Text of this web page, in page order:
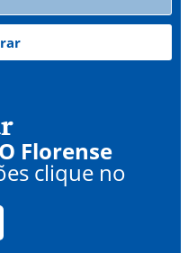
Florense
clique no